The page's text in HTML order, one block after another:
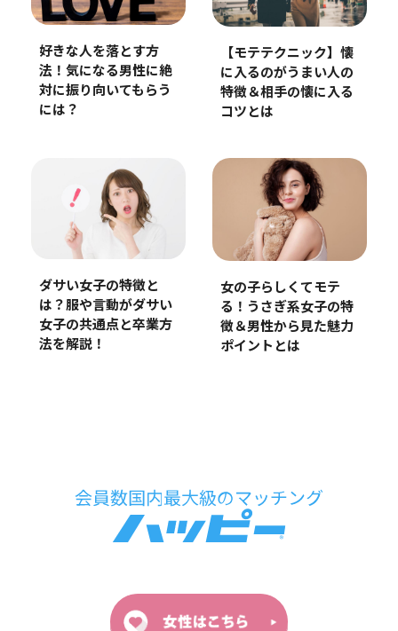
好きな人を落とす方
法！気になる男性に絶
対に振り向いてもらう
には？
【モテテクニック】懐
に入るのがうまい人の
特徴＆相手の懐に入る
コツとは
ダサい女子の特徴と
は？服や言動がダサい
女子の共通点と卒業方
法を解説！
女の子らしくてモテ
る！うさぎ系女子の特
徴＆男性から見た魅力
ポイントとは